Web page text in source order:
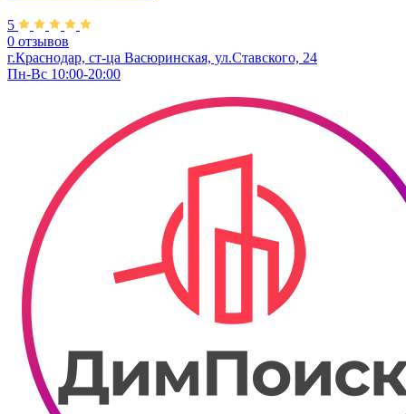
5
0 отзывов
г.Краснодар, ст-ца Васюринская, ул.Ставского, 24
Пн-Вс 10:00-20:00